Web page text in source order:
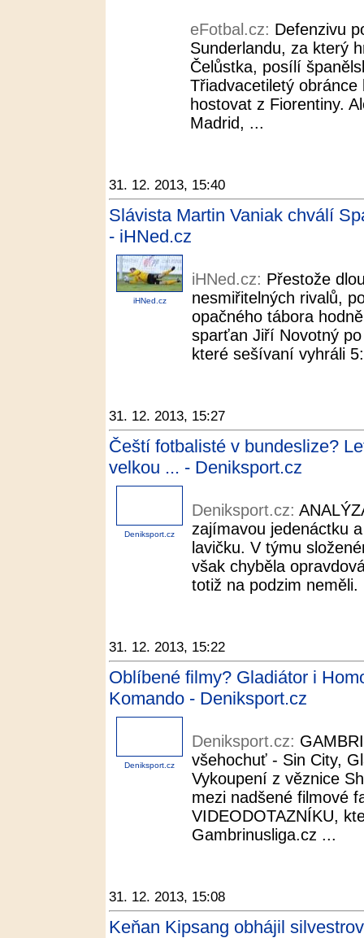
eFotbal.cz: Defenzivu
Sunderlandu, za který
Čelůstka, posílí
Třiadvacetiletý
hostovat z Fiorentiny.
Madrid, ...
31. 12. 2013, 15:40
Slávista Martin Vaniak chválí
- iHNed.cz
iHNed.cz
iHNed.cz: Přestože
nesmiřitelných rivalů,
opačného tábora
sparťan Jiří Novotný
které sešívaní vyhráli
31. 12. 2013, 15:27
Čeští fotbalisté v bundeslize?
velkou ... - Deniksport.cz
Deniksport.cz
Deniksport.cz:
zajímavou jedenáctku
lavičku. V týmu
však chyběla
totiž na podzim
31. 12. 2013, 15:22
Oblíbené filmy? Gladiátor i
Komando - Deniksport.cz
Deniksport.cz
Deniksport.cz:
všehochuť - Sin City,
Vykoupení z věznice
mezi nadšené filmové
VIDEODOTAZNÍKU,
Gambrinusliga.cz ...
31. 12. 2013, 15:08
Keňan Kipsang obhájil